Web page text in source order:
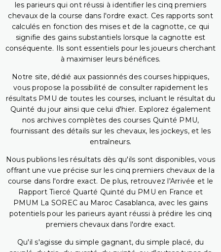
les parieurs qui ont réussi à identifier les cinq premiers
chevaux de la course dans l'ordre exact. Ces rapports sont
calculés en fonction des mises et de la cagnotte, ce qui
signifie des gains substantiels lorsque la cagnotte est
conséquente. Ils sont essentiels pour les joueurs cherchant
à maximiser leurs bénéfices.
Notre site, dédié aux passionnés des courses hippiques,
vous propose la possibilité de consulter rapidement les
résultats PMU de toutes les courses, incluant le résultat du
Quinté du jour ainsi que celui d'hier. Explorez également
nos archives complètes des courses Quinté PMU,
fournissant des détails sur les chevaux, les jockeys, et les
entraîneurs.
Nous publions les résultats dès qu'ils sont disponibles, vous
offrant une vue précise sur les cinq premiers chevaux de la
course dans l'ordre exact. De plus, retrouvez l'Arrivée et le
Rapport Tiercé Quarté Quinté du PMU en France et
PMUM La SOREC au Maroc Casablanca, avec les gains
potentiels pour les parieurs ayant réussi à prédire les cinq
premiers chevaux dans l'ordre exact.
Qu'il s'agisse du simple gagnant, du simple placé, du